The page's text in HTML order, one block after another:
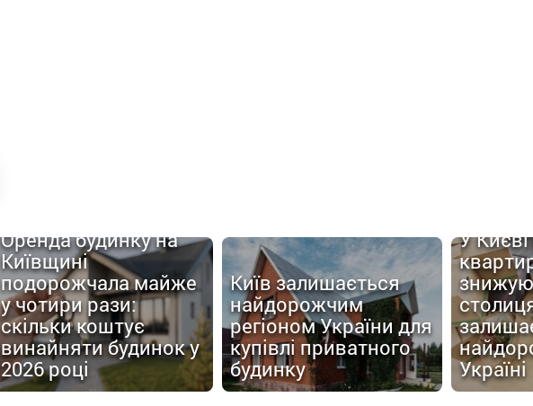
Оренда будинку на
Київщині
подорожчала майже
у чотири рази:
скільки коштує
винайняти будинок у
2026 році
Київ залишається
найдорожчим
регіоном України для
купівлі приватного
будинку
У
Україні